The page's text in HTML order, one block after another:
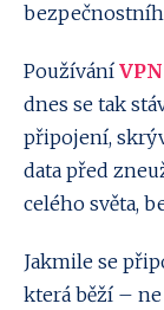
Používání VPN
dnes se tak
připojení,
data před
celého světa,
Jakmile se
která běží – ne